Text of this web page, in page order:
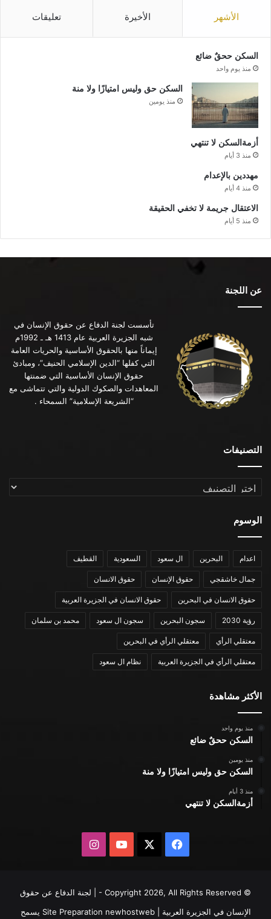
الأشهر الأخيرة تعليقات
السكن ححقٌ ضائع
منذ يوم واحد
السكن حق وليس امتيازًا ولا منة
منذ يومين
أزمةالسكن لا تنتهي
منذ 3 أيام
مهددين بالإعدام
منذ 4 أيام
الاعتقال جريمة لا تخفي الحقيقة
منذ 5 أيام
عن اللجنة
تأسست لجنة الدفاع عن حقوق الإنسان في
شبه الجزيرة العربية عام 1413 هـ ـ 1992م
إيماناً منها بالحقوق الأساسية والحريات العامة
التي كفلها “الدين الإسلامي الحنيف”، ومبادئ
حقوق الإنسان الأساسية التي ضمنتها
المعاهدات والصكوك الدولية والتي تتماشى مع
“الشريعة الإسلامية” السمحاء .
التصنيفات
التصنيفات
الوسوم
اعدام البحرين ال سعود السعودية القطيف
جمال خاشقجي حقوق الإنسان حقوق الانسان
حقوق الانسان في البحرين حقوق الانسان في الجزيرة العربية
رؤية 2030 سجون البحرين سجون ال سعود محمد بن سلمان
معتقلي الرأي معتقلي الرأي في البحرين
معتقلي الرأي في الجزيرة العربية نظام ال سعود
الأكثر مشاهدة
منذ يوم واحد
السكن ححقٌ ضائع
منذ يومين
السكن حق وليس امتيازًا ولا منة
منذ 3 أيام
أزمةالسكن لا تنتهي
فيسبوك يوتيوبانستقرام
© Copyright 2026, All Rights Reserved - | لجنة الدفاع عن حقوق
الإنسان في الجزيرة العربية | Site Preparationnewhostweb يسمح